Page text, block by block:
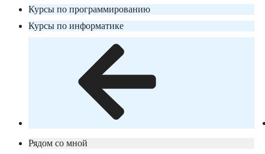
Курсы по программированию
Курсы по информатике
Рядом со мной